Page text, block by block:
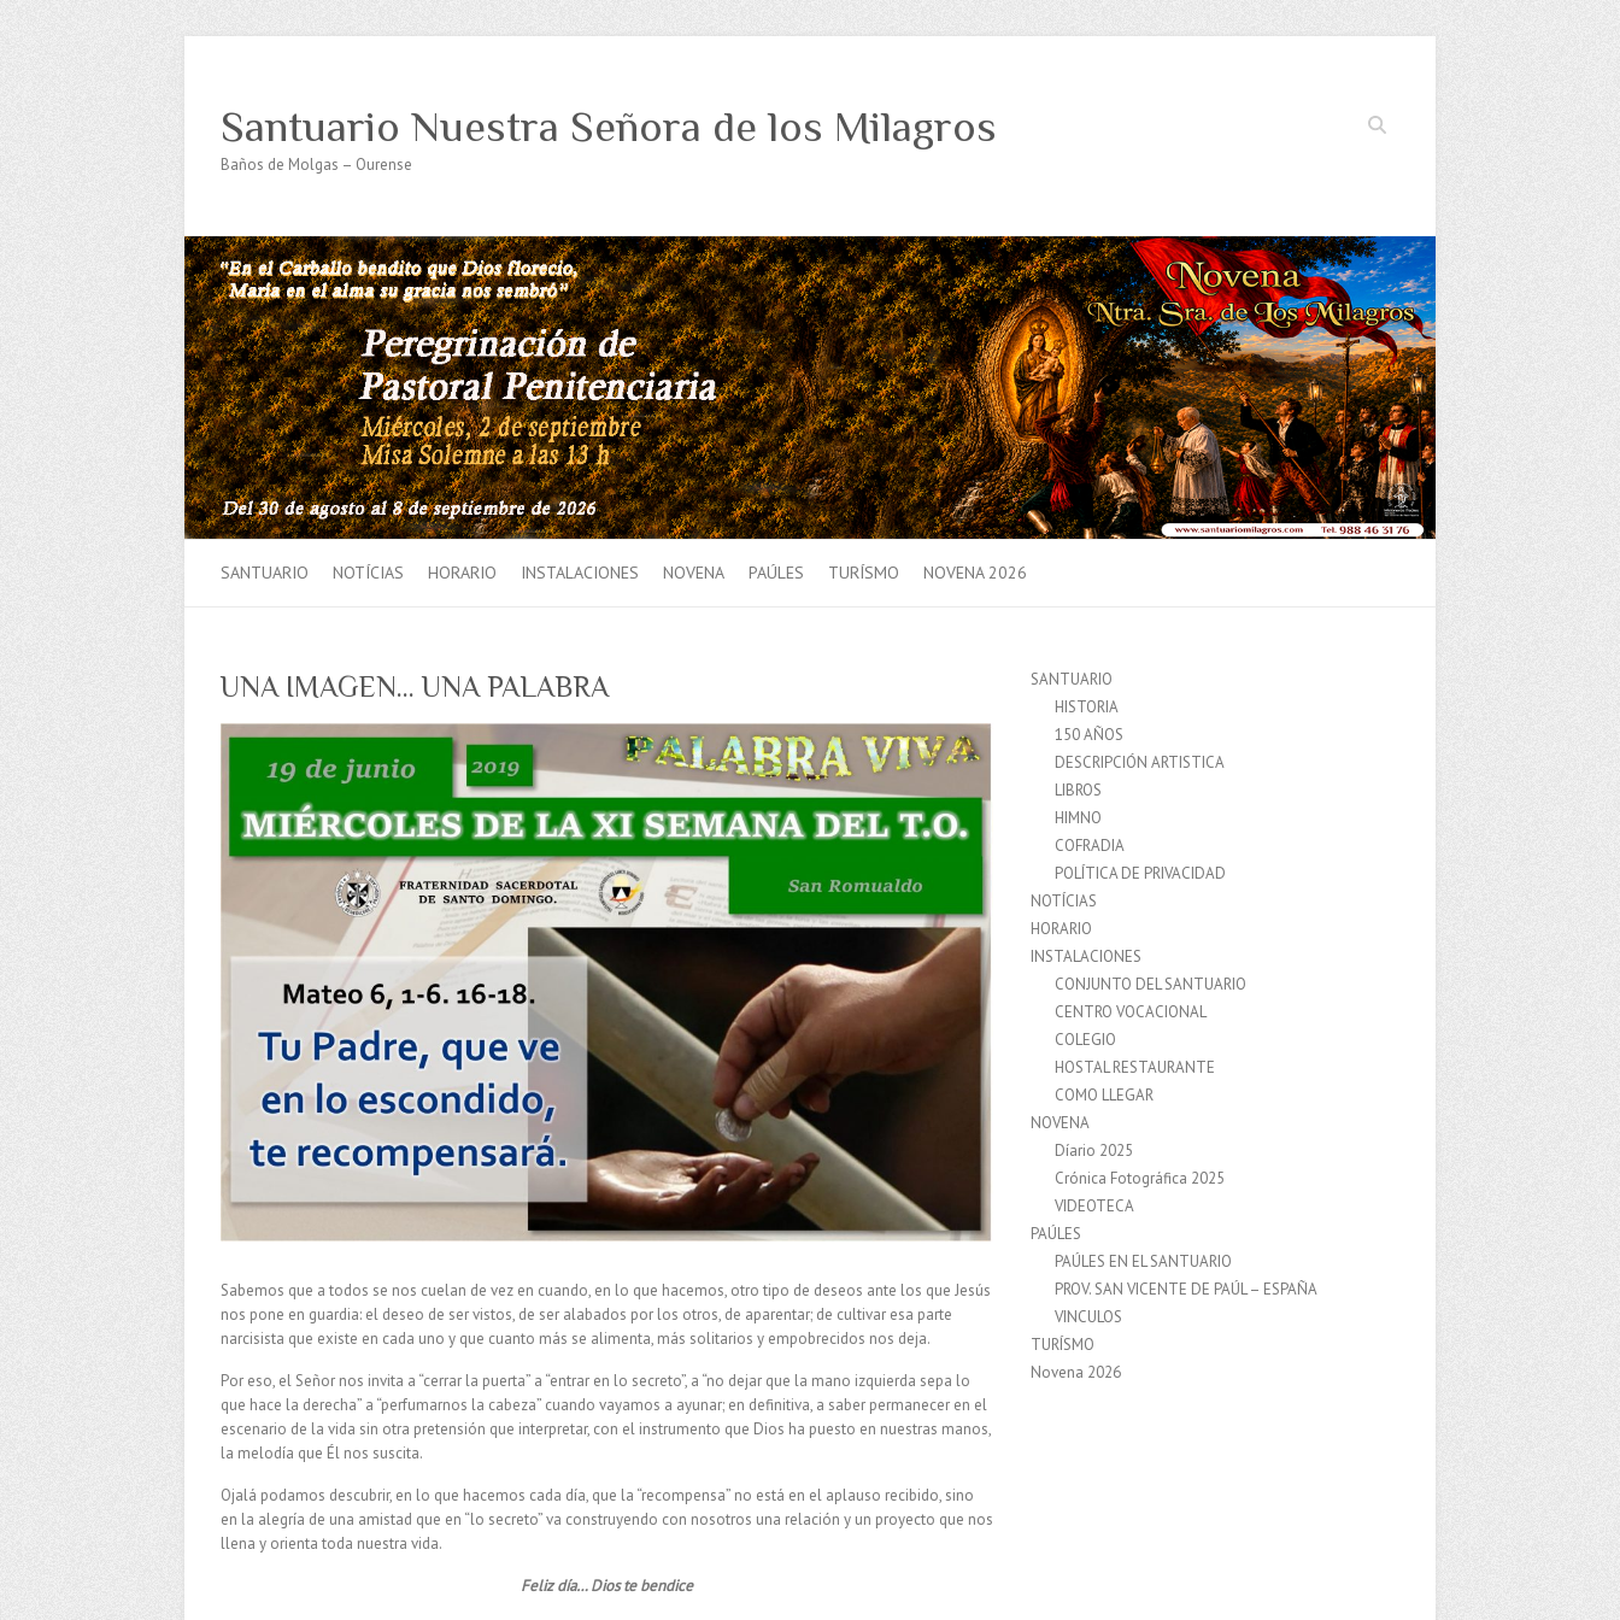
Buscar
Santuario Nuestra Señora de los Milagros
Baños de Molgas – Ourense
SANTUARIO NOTÍCIAS HORARIO INSTALACIONES NOVENA PAÚLES TURÍSMO NOVENA 2026
UNA IMAGEN… UNA PALABRA
Sabemos que a todos se nos cuelan de vez en cuando, en lo que hacemos, otro tipo de deseos ante los que Jesús
nos pone en guardia: el deseo de ser vistos, de ser alabados por los otros, de aparentar; de cultivar esa parte
narcisista que existe en cada uno y que cuanto más se alimenta, más solitarios y empobrecidos nos deja.
Por eso, el Señor nos invita a “cerrar la puerta” a “entrar en lo secreto”, a “no dejar que la mano izquierda sepa lo
que hace la derecha” a “perfumarnos la cabeza” cuando vayamos a ayunar; en definitiva, a saber permanecer en el
escenario de la vida sin otra pretensión que interpretar, con el instrumento que Dios ha puesto en nuestras manos,
la melodía que Él nos suscita.
Ojalá podamos descubrir, en lo que hacemos cada día, que la “recompensa” no está en el aplauso recibido, sino
en la alegría de una amistad que en “lo secreto” va construyendo con nosotros una relación y un proyecto que nos
llena y orienta toda nuestra vida.
Feliz día… Dios te bendice
SANTUARIO
HISTORIA
150 AÑOS
DESCRIPCIÓN ARTISTICA
LIBROS
HIMNO
COFRADIA
POLÍTICA DE PRIVACIDAD
NOTÍCIAS
HORARIO
INSTALACIONES
CONJUNTO DEL SANTUARIO
CENTRO VOCACIONAL
COLEGIO
HOSTAL RESTAURANTE
COMO LLEGAR
NOVENA
Díario 2025
Crónica Fotográfica 2025
VIDEOTECA
PAÚLES
PAÚLES EN EL SANTUARIO
PROV. SAN VICENTE DE PAÚL – ESPAÑA
VINCULOS
TURÍSMO
Novena 2026